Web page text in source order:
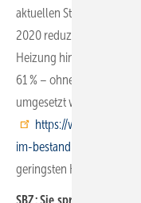
aktuellen Studie und
2020 reduziert allein der
Heizung hin zu einer
61 % – ohne dass andere
umgesetzt worden sind
https://
im-bestand…
geringsten Kosten
SBZ: Sie sprechen hier